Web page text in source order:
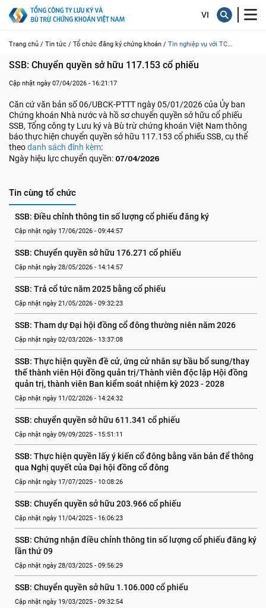
Trang chủ / Tin tức / Tổ chức đăng ký chứng khoán / Tin nghiệp vụ với TC...
SSB: Chuyển quyền sở hữu 117.153 cổ phiếu
Cập nhật ngày 07/04/2026 - 16:21:17
Căn cứ văn bản số 06/UBCK-PTTT ngày 05/01/2026 của Ủy ban
Chứng khoán Nhà nước và hồ sơ chuyển quyền sở hữu cổ phiếu
SSB, Tổng công ty Lưu ký và Bù trừ chứng khoán Việt Nam thông
báo thực hiện chuyển quyền sở hữu 117.153 cổ phiếu SSB, cụ thể
theodanh sách đính kèm:
Ngày hiệu lực chuyển quyền: 07/04/2026
Tin cùng tổ chức
SSB: Điều chỉnh thông tin số lượng cổ phiếu đăng ký
Cập nhật ngày 17/06/2026 - 09:44:57
SSB: Chuyển quyền sở hữu 176.271 cổ phiếu
Cập nhật ngày 28/05/2026 - 14:14:57
SSB: Trả cổ tức năm 2025 bằng cổ phiếu
Cập nhật ngày 21/05/2026 - 09:32:23
SSB: Tham dự Đại hội đồng cổ đông thường niên năm 2026
Cập nhật ngày 02/03/2026 - 13:37:08
SSB: Thực hiện quyền đề cử, ứng cử nhân sự bầu bổ sung/thay
thế thành viên Hội đồng quản trị/Thành viên độc lập Hội đồng
quản trị, thành viên Ban kiểm soát nhiệm kỳ 2023 - 2028
Cập nhật ngày 11/02/2026 - 14:24:32
SSB: chuyển quyền sở hữu 611.341 cổ phiếu
Cập nhật ngày 09/09/2025 - 15:51:11
SSB: Thực hiện quyền lấy ý kiến cổ đông bằng văn bản để thông
qua Nghị quyết của Đại hội đồng cổ đông
Cập nhật ngày 17/07/2025 - 10:08:26
SSB: Chuyển quyền sở hữu 203.966 cổ phiếu
Cập nhật ngày 11/04/2025 - 16:06:23
SSB: Chứng nhận điều chỉnh thông tin số lượng cổ phiếu đăng ký
lần thứ 09
Cập nhật ngày 28/03/2025 - 09:56:29
SSB: Chuyển quyền sở hữu 1.106.000 cổ phiếu
Cập nhật ngày 19/03/2025 - 09:32:54